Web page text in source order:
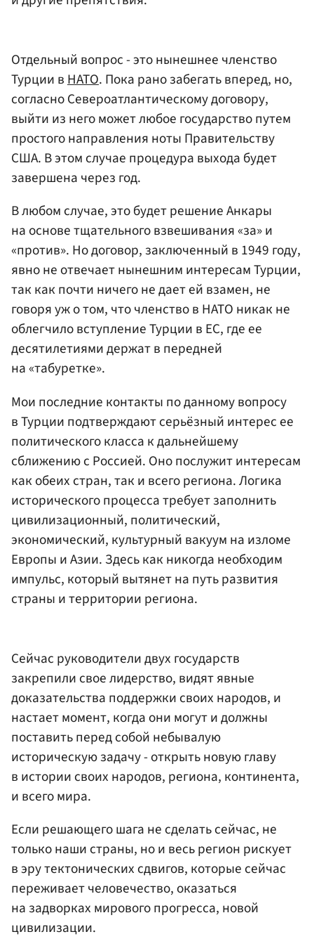
Отдельный вопрос - это нынешнее членство
Турции вНАТО. Пока рано забегать вперед, но,
согласно Североатлантическому договору,
выйти из него может любое государство путем
простого направления ноты Правительству
США. В этом случае процедура выхода будет
завершена через год.
В любом случае, это будет решение Анкары
на основе тщательного взвешивания «за» и
«против». Но договор, заключенный в 1949 году,
явно не отвечает нынешним интересам Турции,
так как почти ничего не дает ей взамен, не
говоря уж о том, что членство в НАТО никак не
облегчило вступление Турции в ЕС, где ее
десятилетиями держат в передней
на «табуретке».
Мои последние контакты по данному вопросу
в Турции подтверждают серьёзный интерес ее
политического класса к дальнейшему
сближению с Россией. Оно послужит интересам
как обеих стран, так и всего региона. Логика
исторического процесса требует заполнить
цивилизационный, политический,
экономический, культурный вакуум на изломе
Европы и Азии. Здесь как никогда необходим
импульс, который вытянет на путь развития
страны и территории региона.
Сейчас руководители двух государств
закрепили свое лидерство, видят явные
доказательства поддержки своих народов, и
настает момент, когда они могут и должны
поставить перед собой небывалую
историческую задачу - открыть новую главу
в истории своих народов, региона, континента,
и всего мира.
Если решающего шага не сделать сейчас, не
только наши страны, но и весь регион рискует
в эру тектонических сдвигов, которые сейчас
переживает человечество, оказаться
на задворках мирового прогресса, новой
цивилизации.